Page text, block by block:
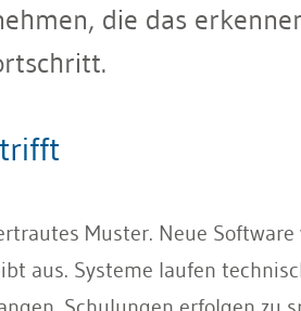
die das
Muster. Neue
aus. Systeme laufen